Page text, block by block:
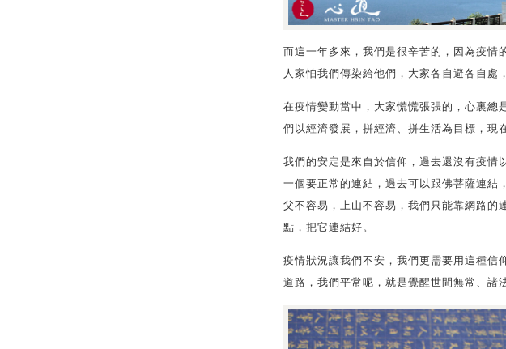
而這一年多來，我們是很辛苦的，因為疫情
人家怕我們傳染給他們，大家各自避各自處
在疫情變動當中，大家慌慌張張的，心裏總
們以經濟發展，拼經濟、拼生活為目標，現
我們的安定是來自於信仰，過去還沒有疫情
一個要正常的連結，過去可以跟佛菩薩連結
父不容易，上山不容易，我們只能靠網路的
點，把它連結好。
疫情狀況讓我們不安，我們更需要用這種信
道路，我們平常呢，就是覺醒世間無常、諸